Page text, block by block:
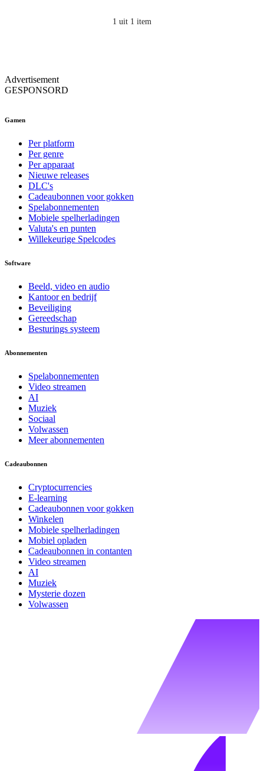
1 uit 1 item
Advertisement
GESPONSORD
Gamen
Per platform
Per genre
Per apparaat
Nieuwe releases
DLC's
Cadeaubonnen voor gokken
Spelabonnementen
Mobiele spelherladingen
Valuta's en punten
Willekeurige Spelcodes
Software
Beeld, video en audio
Kantoor en bedrijf
Beveiliging
Gereedschap
Besturings systeem
Abonnementen
Spelabonnementen
Video streamen
AI
Muziek
Sociaal
Volwassen
Meer abonnementen
Cadeaubonnen
Cryptocurrencies
E-learning
Cadeaubonnen voor gokken
Winkelen
Mobiele spelherladingen
Mobiel opladen
Cadeaubonnen in contanten
Video streamen
AI
Muziek
Mysterie dozen
Volwassen